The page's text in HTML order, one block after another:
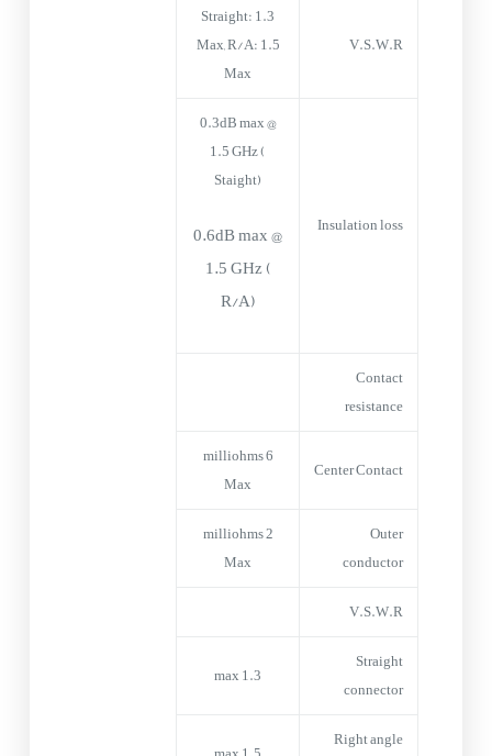
V.S.W.R
Straight: 1.3
Max, R/A: 1.5
Max
Insulation loss
0.3dB max @
1.5 GHz (
Staight)
0.6dB max @
1.5 GHz (
R/A)
Contact
resistance
Center Contact
6 milliohms
Max
Outer
conductor
2 milliohms
Max
V.S.W.R
Straight
connector
1.3 max
Right angle